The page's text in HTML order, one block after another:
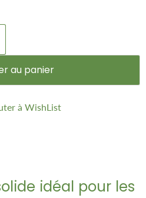
au panier
à WishList
idéal pour les